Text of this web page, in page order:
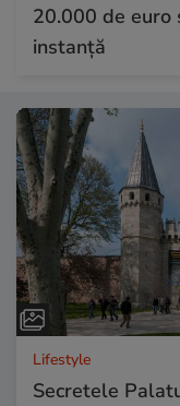
20.000 de euro
instanță
Lifestyle
Secretele